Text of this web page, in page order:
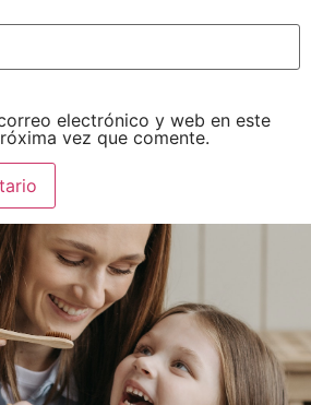
electrónico y web en este
vez que comente.